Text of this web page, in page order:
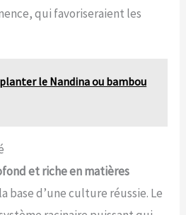
qui favoriseraient les
le Nandina ou bambou
et riche en matières
base d’une culture réussie. Le